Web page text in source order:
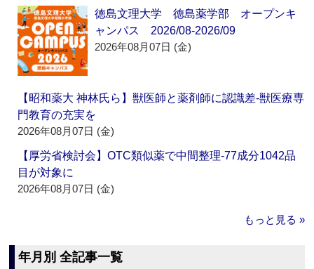
徳島文理大学 徳島薬学部 オープンキ
ャンパス 2026/08-2026/09
2026年08月07日 (金)
【昭和薬大 神林氏ら】獣医師と薬剤師に認識差‐獣医療専
門教育の充実を
2026年08月07日 (金)
【厚労省検討会】OTC類似薬で中間整理‐77成分1042品
目が対象に
2026年08月07日 (金)
もっと見る »
年月別 全記事一覧